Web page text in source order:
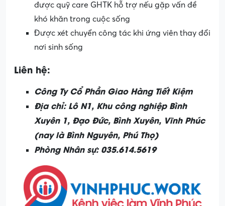
được quỹ care GHTK hỗ trợ nếu gặp vấn đề
khó khăn trong cuộc sống
Được xét chuyển công tác khi ứng viên thay đổi
nơi sinh sống
Liên hệ:
Công Ty Cổ Phần Giao Hàng Tiết Kiệm
Địa chỉ: Lô N1, Khu công nghiệp Bình
Xuyên 1, Đạo Đức, Bình Xuyên, Vĩnh Phúc
(nay là Bình Nguyên, Phú Thọ)
Phòng Nhân sự: 035.614.5619